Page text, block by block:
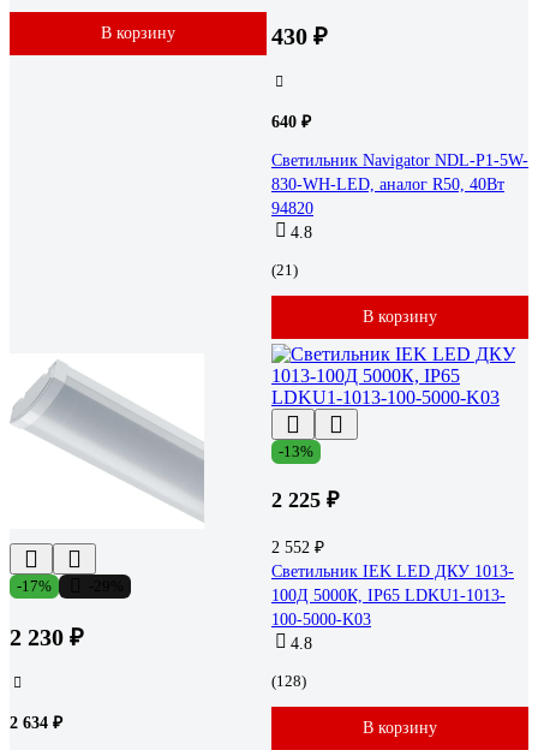
В корзину 430 ₽
640 ₽
Светильник Navigator NDL-P1-5W-
830-WH-LED, аналог R50, 40Вт
94820
4.8
(21)
В корзину
-17%
2 230 ₽
2 634 ₽
-13%
2 225 ₽
2 552 ₽
Светильник IEK LED ДКУ 1013-
100Д 5000К, IP65 LDKU1-1013-
100-5000-K03
4.8
(128)
В корзину